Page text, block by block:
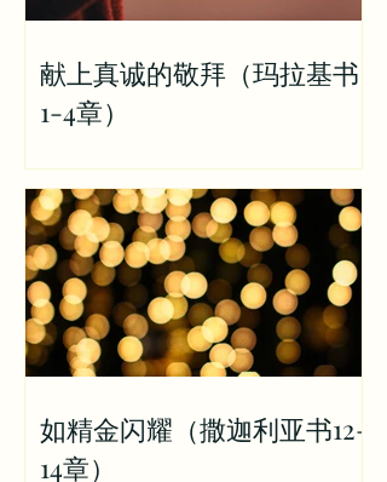
献上真诚的敬拜（玛拉基书
1-4章）
如精金闪耀（撒迦利亚书12-
14章）